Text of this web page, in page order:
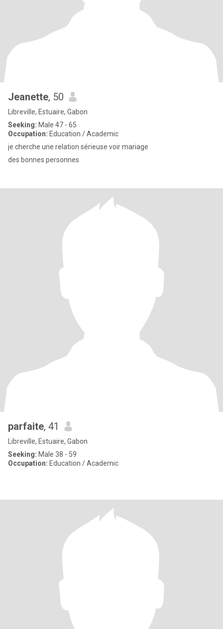
Jeanette, 50
Libreville, Estuaire, Gabon
Seeking: Male 47 - 65
Occupation: Education / Academic
je cherche une relation sérieuse voir mariage
des bonnes personnes
parfaite, 41
Libreville, Estuaire, Gabon
Seeking: Male 38 - 59
Occupation: Education / Academic